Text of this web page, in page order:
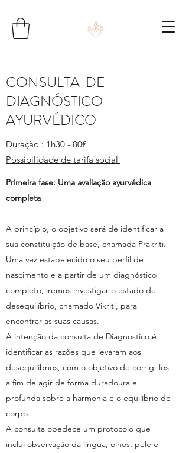
CONSULTA DE
DIAGNÓSTICO
AYURVÉDICO
Duração : 1h30 - 80€
Possibilidade de tarifa social
Primeira fase: Uma avaliação ayurvédica
completa
A princípio, o objetivo será de identificar a
sua constituição de base, chamada Prakriti.
Uma vez estabelecido o seu perfil de
nascimento e a partir de um diagnóstico
completo, iremos investigar o estado de
desequilíbrio, chamado Vikriti, para
encontrar as suas causas.
A intenção da consulta de Diagnostico é
identificar as razões que levaram aos
desequilíbrios, com o objetivo de corrigi-los,
a fim de agir de forma duradoura e
profunda sobre a harmonia e o equilíbrio de
corpo.
A consulta obedece um protocolo que
inclui observação da língua, olhos, pele e